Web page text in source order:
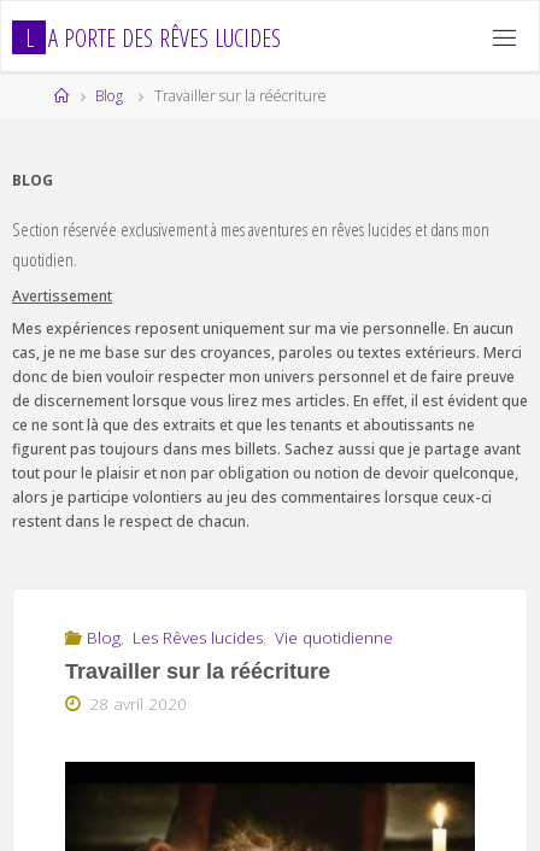
L A PORTE DES RÊVES LUCIDES
HomeBlog Travailler sur la réécriture
BLOG
Section réservée exclusivement à mes aventures en rêves lucides et dans mon
quotidien.
Avertissement
Mes expériences reposent uniquement sur ma vie personnelle. En aucun
cas, je ne me base sur des croyances, paroles ou textes extérieurs. Merci
donc de bien vouloir respecter mon univers personnel et de faire preuve
de discernement lorsque vous lirez mes articles. En effet, il est évident que
ce ne sont là que des extraits et que les tenants et aboutissants ne
figurent pas toujours dans mes billets. Sachez aussi que je partage avant
tout pour le plaisir et non par obligation ou notion de devoir quelconque,
alors je participe volontiers au jeu des commentaires lorsque ceux-ci
restent dans le respect de chacun.
Blog, Les Rêves lucides, Vie quotidienne
Travailler sur la réécriture
28 avril 2020